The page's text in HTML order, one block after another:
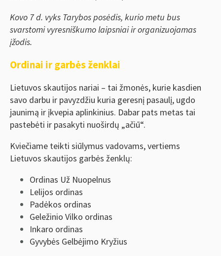
Kovo 7 d. vyks Tarybos posėdis, kurio metu bus
svarstomi vyresniškumo laipsniai ir organizuojamas
įžodis.
Ordinai ir garbės ženklai
Lietuvos skautijos nariai – tai žmonės, kurie kasdien
savo darbu ir pavyzdžiu kuria geresnį pasaulį, ugdo
jaunimą ir įkvepia aplinkinius. Dabar pats metas tai
pastebėti ir pasakyti nuoširdų „ačiū“.
Kviečiame teikti siūlymus vadovams, vertiems
Lietuvos skautijos garbės ženklų:
Ordinas Už Nuopelnus
Lelijos ordinas
Padėkos ordinas
Geležinio Vilko ordinas
Inkaro ordinas
Gyvybės Gelbėjimo Kryžius